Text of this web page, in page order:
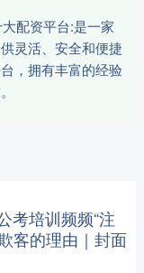
配资平台:是一家
灵活、安全和便捷
，拥有丰富的经验
考培训频频“注
客的理由｜封面